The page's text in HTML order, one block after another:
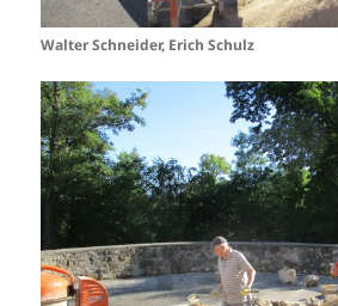
Walter Schneider, Erich Schulz